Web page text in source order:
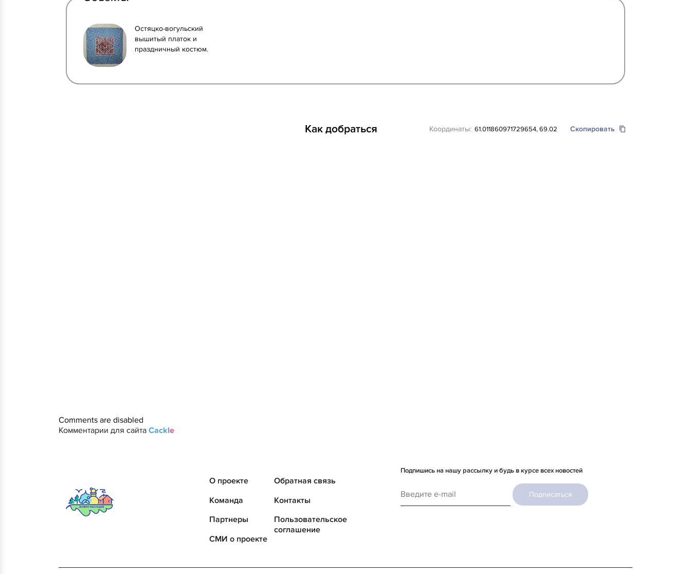
Остяцко-вогульский
вышитый платок и
праздничный костюм.
Координаты: Скопировать
Как добраться
Comments are disabled
Комментарии для сайта Cackle
О проекте
Команда
Партнеры
СМИ о проекте
Обратная связь
Контакты
Пользовательское
соглашение
Подпишись на нашу рассылку и будь в курсе всех новостей
Подписаться